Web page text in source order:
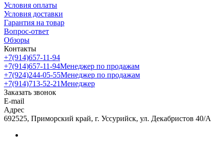
Условия оплаты
Условия доставки
Гарантия на товар
Вопрос-ответ
Обзоры
Контакты
+7(914)657-11-94
+7(914)657-11-94Менеджер по продажам
+7(924)244-05-55Менеджер по продажам
+7(914)713-52-21Менеджер
Заказать звонок
E-mail
Адрес
692525, Приморский край, г. Уссурийск, ул. Декабристов 40/А